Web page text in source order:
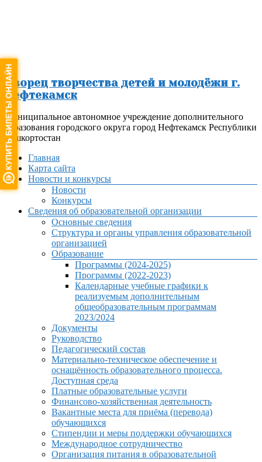
Дворец творчества детей и молодёжи г.
Нефтекамск
Муниципальное автономное учреждение дополнительного
образования городского округа город Нефтекамск Республики
Башкортостан
МенюГлавная
Карта сайта
Новости и конкурсы
Новости
Конкурсы
Сведения об образовательной организации
Основные сведения
Структура и органы управления образовательной
организацией
Образование
Программы (2024-2025)
Программы (2022-2023)
Календарные учебные графики к
реализуемым дополнительным
общеобразовательным программам
2023/2024
Документы
Руководство
Педагогический состав
Материально-техническое обеспечение и
оснащённость образовательного процесса.
Доступная среда
Платные образовательные услуги
Финансово-хозяйственная деятельность
Вакантные места для приёма (перевода)
обучающихся
Стипендии и меры поддержки обучающихся
Международное сотрудничество
Организация питания в образовательной